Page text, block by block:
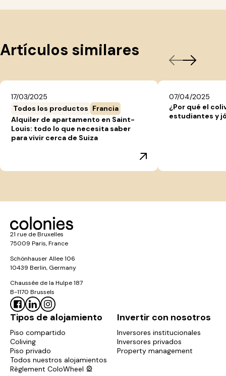
Artículos similares
17/03/2025
Todos los productos Francia
Alquiler de apartamento en Saint-
Louis: todo lo que necesita saber
para vivir cerca de Suiza
07/04/2025
¿Por qué el
estudiantes y
21 rue de Bruxelles
75009 Paris, France
Schönhauser Allee 106
10439 Berlin, Germany
Chaussée de la Hulpe 187
B-1170 Brussels
Tipos de alojamiento
Piso compartido
Coliving
Piso privado
Todos nuestros alojamientos
Règlement ColoWheel 🎡
Invertir con nosotros
Inversores institucionales
Inversores privados
Property management